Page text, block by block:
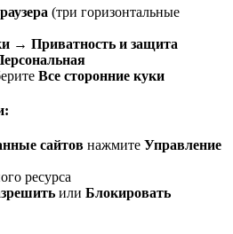
(три горизонтальные
→ Приватность и защита
Все сторонние куки
сайтов нажмите Управление
ресурса
или Блокировать